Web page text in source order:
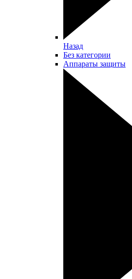
Назад
Без категории
Аппараты защиты